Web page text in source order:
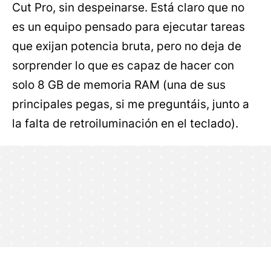
Cut Pro, sin despeinarse. Está claro que no
es un equipo pensado para ejecutar tareas
que exijan potencia bruta, pero no deja de
sorprender lo que es capaz de hacer con
solo 8 GB de memoria RAM (una de sus
principales pegas, si me preguntáis, junto a
la falta de retroiluminación en el teclado).